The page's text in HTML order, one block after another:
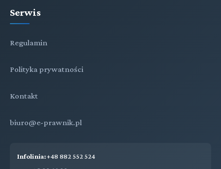
Serwis
Regulamin
Polityka prywatności
Kontakt
biuro@e-prawnik.pl
Infolinia:+48 882 552 524